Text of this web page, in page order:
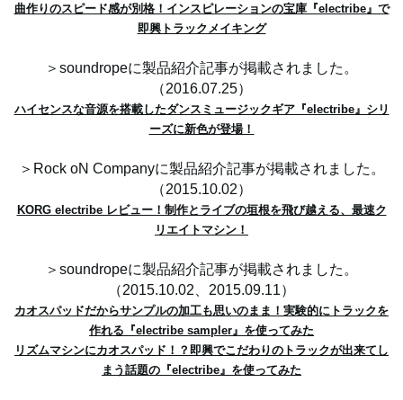
曲作りのスピード感が別格！インスピレーションの宝庫『electribe』で
即興トラックメイキング
＞soundropeに製品紹介記事が掲載されました。
（2016.07.25）
ハイセンスな音源を搭載したダンスミュージックギア『electribe』シリ
ーズに新色が登場！
＞Rock oN Companyに製品紹介記事が掲載されました。
（2015.10.02）
KORG electribe レビュー！制作とライブの垣根を飛び越える、最速ク
リエイトマシン！
＞soundropeに製品紹介記事が掲載されました。
（2015.10.02、2015.09.11）
カオスパッドだからサンプルの加工も思いのまま！実験的にトラックを
作れる『electribe sampler』を使ってみた
リズムマシンにカオスパッド！？即興でこだわりのトラックが出来てし
まう話題の『electribe』を使ってみた